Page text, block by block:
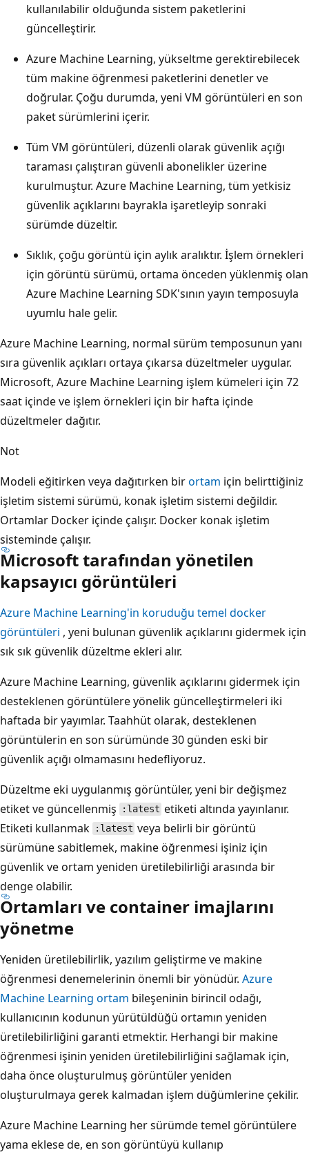
kullanılabilir olduğunda sistem paketlerini
güncelleştirir.
Azure Machine Learning, yükseltme gerektirebilecek
tüm makine öğrenmesi paketlerini denetler ve
doğrular. Çoğu durumda, yeni VM görüntüleri en son
paket sürümlerini içerir.
Tüm VM görüntüleri, düzenli olarak güvenlik açığı
taraması çalıştıran güvenli abonelikler üzerine
kurulmuştur. Azure Machine Learning, tüm yetkisiz
güvenlik açıklarını bayrakla işaretleyip sonraki
sürümde düzeltir.
Sıklık, çoğu görüntü için aylık aralıktır. İşlem örnekleri
için görüntü sürümü, ortama önceden yüklenmiş olan
Azure Machine Learning SDK'sının yayın temposuyla
uyumlu hale gelir.
Azure Machine Learning, normal sürüm temposunun yanı
sıra güvenlik açıkları ortaya çıkarsa düzeltmeler uygular.
Microsoft, Azure Machine Learning işlem kümeleri için 72
saat içinde ve işlem örnekleri için bir hafta içinde
düzeltmeler dağıtır.
Not
Modeli eğitirken veya dağıtırken birortam için belirttiğiniz
işletim sistemi sürümü, konak işletim sistemi değildir.
Ortamlar Docker içinde çalışır. Docker konak işletim
sisteminde çalışır.
Microsoft tarafından yönetilen
kapsayıcı görüntüleri
Azure Machine Learning'in koruduğu temel docker
görüntüleri , yeni bulunan güvenlik açıklarını gidermek için
sık sık güvenlik düzeltme ekleri alır.
Azure Machine Learning, güvenlik açıklarını gidermek için
desteklenen görüntülere yönelik güncelleştirmeleri iki
haftada bir yayımlar. Taahhüt olarak, desteklenen
görüntülerin en son sürümünde 30 günden eski bir
güvenlik açığı olmamasını hedefliyoruz.
Düzeltme eki uygulanmış görüntüler, yeni bir değişmez
etiket ve güncellenmiş
:latest etiketi altında yayınlanır.
Etiketi kullanmak
:latest veya belirli bir görüntü
sürümüne sabitlemek, makine öğrenmesi işiniz için
güvenlik ve ortam yeniden üretilebilirliği arasında bir
denge olabilir.
Ortamları ve container imajlarını
yönetme
Yeniden üretilebilirlik, yazılım geliştirme ve makine
öğrenmesi denemelerinin önemli bir yönüdür. Azure
Machine Learning ortam bileşeninin birincil odağı,
kullanıcının kodunun yürütüldüğü ortamın yeniden
üretilebilirliğini garanti etmektir. Herhangi bir makine
öğrenmesi işinin yeniden üretilebilirliğini sağlamak için,
daha önce oluşturulmuş görüntüler yeniden
oluşturulmaya gerek kalmadan işlem düğümlerine çekilir.
Azure Machine Learning her sürümde temel görüntülere
yama eklese de, en son görüntüyü kullanıp